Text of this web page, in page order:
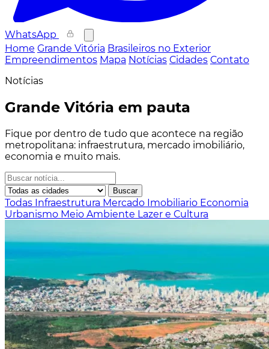
WhatsApp
Home Grande Vitória Brasileiros no Exterior
Empreendimentos Mapa Notícias Cidades Contato
Notícias
Grande Vitória em pauta
Fique por dentro de tudo que acontece na região
metropolitana: infraestrutura, mercado imobiliário,
economia e muito mais.
Buscar
Todas Infraestrutura Mercado Imobiliario Economia
Urbanismo Meio Ambiente Lazer e Cultura